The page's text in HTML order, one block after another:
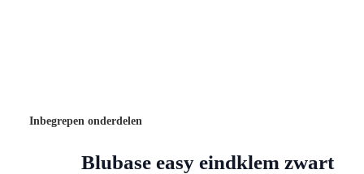
Inbegrepen onderdelen
Blubase easy eindklem zwart